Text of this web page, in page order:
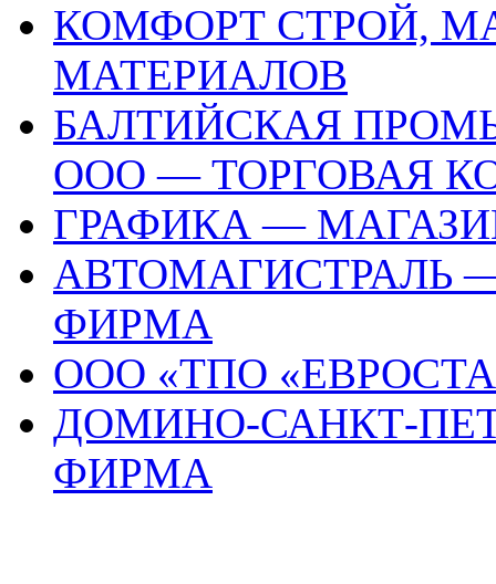
КОМФОРТ СТРОЙ,
МАТЕРИАЛОВ
БАЛТИЙСКАЯ
ООО — ТОРГОВАЯ
ГРАФИКА —
АВТОМАГИСТРАЛЬ
ФИРМА
ООО «ТПО
ДОМИНО-САНКТ-
ФИРМА